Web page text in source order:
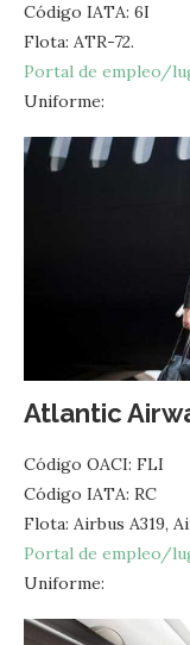
Código IATA: 6I
Flota: ATR-72.
Portal de empleo/
Uniforme:
Atlantic
Código OACI: FLI
Código IATA: RC
Flota: Airbus A319,
Portal de empleo/
Uniforme: